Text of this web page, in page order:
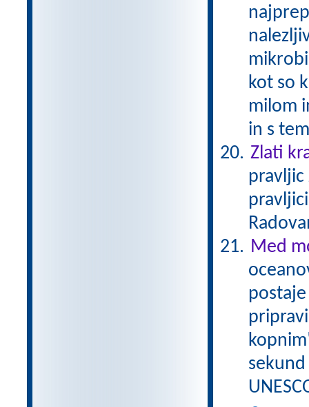
kot so
milom
in s
Zlati
pravljic
Med